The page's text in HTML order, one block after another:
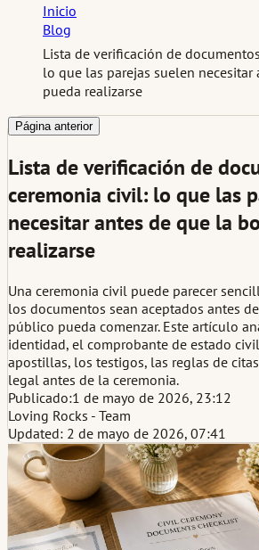
Inicio
Blog
Lista de verificación de
lo que las parejas suelen necesitar
pueda realizarse
Página anterior
Lista de verificación de
ceremonia civil: lo que las
necesitar antes de que la
realizarse
Una ceremonia civil puede parecer
los documentos sean aceptados antes
público pueda comenzar. Este artículo
identidad, el comprobante de estado
apostillas, los testigos, las reglas de
legal antes de la ceremonia.
Publicado:1 de mayo de 2026, 23:12
Loving Rocks - Team
Updated: 2 de mayo de 2026, 07:41